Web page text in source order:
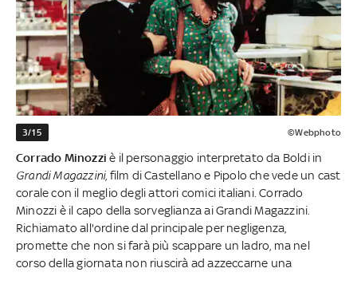
3/15 ©Webphoto
Corrado Minozzi è il personaggio interpretato da Boldi in
Grandi Magazzini, film di Castellano e Pipolo che vede un cast
corale con il meglio degli attori comici italiani. Corrado
Minozzi è il capo della sorveglianza ai Grandi Magazzini.
Richiamato all'ordine dal principale per negligenza,
promette che non si farà più scappare un ladro, ma nel
corso della giornata non riuscirà ad azzeccarne una